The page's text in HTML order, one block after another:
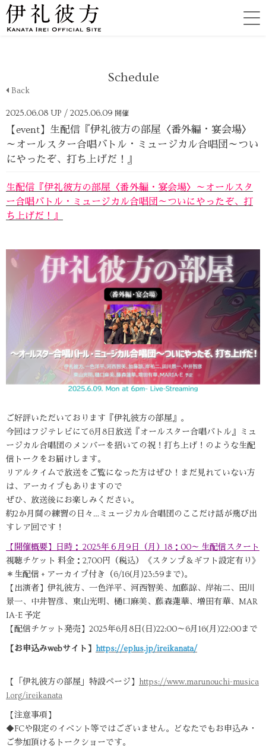
Schedule
Back
2025.06.08 UP / 2025.06.09 開催
【event】生配信『伊礼彼方の部屋〈番外編・宴会場〉
～オールスター合唱バトル・ミュージカル合唱団～つい
にやったぞ、打ち上げだ！』
生配信『伊礼彼方の部屋〈番外編・宴会場〉～オールスタ
ー合唱バトル・ミュージカル合唱団～ついにやったぞ、打
ち上げだ！』
ご好評いただいております『伊礼彼方の部屋』。
今回はフジテレビにて6月8日放送『オールスター合唱バトル』ミュ
ージカル合唱団のメンバーを招いての祝！打ち上げ！のような生配
信トークをお届けします。
リアルタイムで放送をご覧になった方はぜひ！まだ見れていない方
は、アーカイブもありますので
ぜひ、放送後にお楽しみください。
約2か月間の練習の日々…ミュージカル合唱団のここだけ話が飛び出
すレア回です！
【開催概要】日時： 2025年６月9日（月）18：00～ 生配信スタート
視聴チケット 料金：2,700円（税込）《スタンプ＆ギフト設定有り》
＊生配信 + アーカイブ付き（6/16(月)23:59まで)。
【出演者】伊礼彼方、一色洋平、河西智美、加藤諒、岸祐二、田川
景一、中井智彦、東山光明、樋口麻美、藤森蓮華、増田有華、MAR
IA-E 予定
【配信チケット発売】2025年6月8日(日)22:00～6月16(月)22:00まで
【お申込みwebサイト】 https://eplus.jp/ireikanata/
【「伊礼彼方の部屋」特設ページ】 https://www.marunouchi-musica
l.org/ireikanata
【注意事項】
◆FCや限定のイベント等ではございません。どなたでもお申込み・
ご参加頂けるトークショーです。